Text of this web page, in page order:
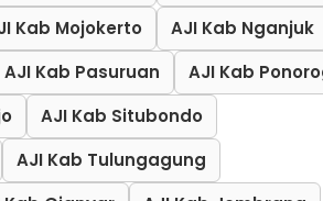
Kab Mojokerto
AJI Kab Nganjuk
AJI Kab Pasuruan
AJI Kab
AJI Kab Situbondo
AJI Kab Tulungagung